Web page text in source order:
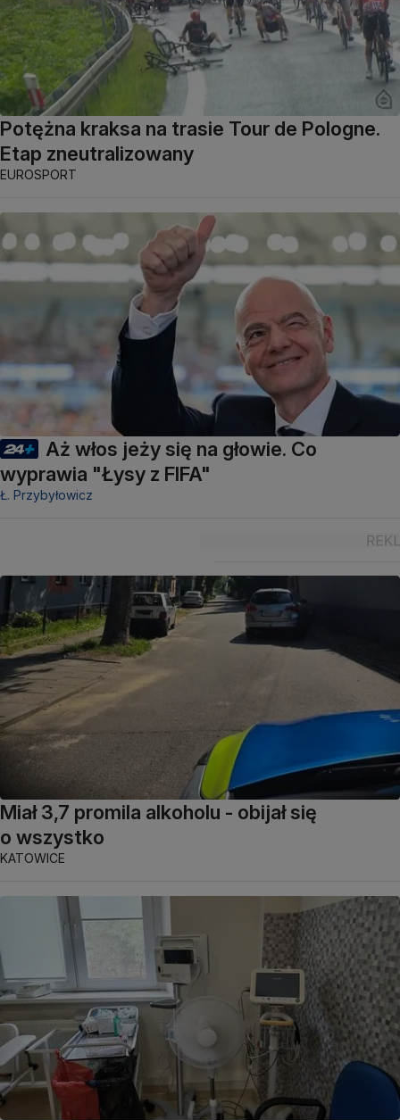
Potężna kraksa na trasie Tour de Pologne.
Etap zneutralizowany
EUROSPORT
Aż włos jeży się na głowie. Co
wyprawia "Łysy z FIFA"
Ł. Przybyłowicz
Miał 3,7 promila alkoholu - obijał się
o wszystko
KATOWICE